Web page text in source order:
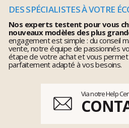
DES SPÉCIALISTES À VOTRE
Nos experts testent pour vous
nouveaux modèles des plus
engagement est simple : du conseil
vente, notre équipe de passionnés
étape de votre achat et vous
parfaitement adapté à vos besoins.
Via notre Help